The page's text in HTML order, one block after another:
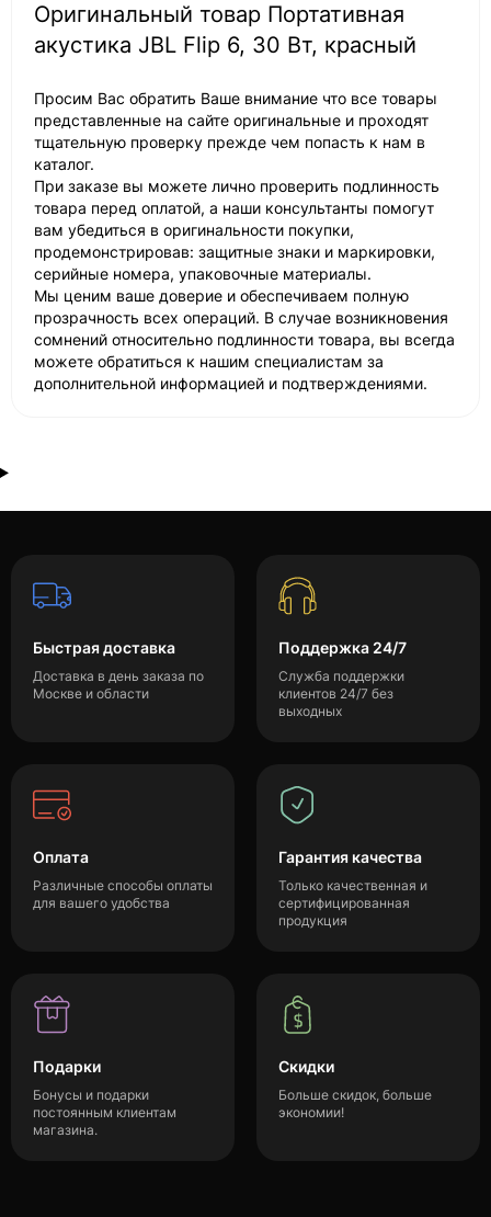
Оригинальный товар Портативная
акустика JBL Flip 6, 30 Вт, красный
Просим Вас обратить Ваше внимание что все товары
представленные на сайте оригинальные и проходят
тщательную проверку прежде чем попасть к нам в
каталог.
При заказе вы можете лично проверить подлинность
товара перед оплатой, а наши консультанты помогут
вам убедиться в оригинальности покупки,
продемонстрировав: защитные знаки и маркировки,
серийные номера, упаковочные материалы.
Мы ценим ваше доверие и обеспечиваем полную
прозрачность всех операций. В случае возникновения
сомнений относительно подлинности товара, вы всегда
можете обратиться к нашим специалистам за
дополнительной информацией и подтверждениями.
Быстрая доставка
Доставка в день заказа по
Москве и области
Поддержка 24/7
Служба поддержки
клиентов 24/7 без
выходных
Оплата
Различные способы оплаты
для вашего удобства
Гарантия качества
Только качественная и
сертифицированная
продукция
Подарки
Бонусы и подарки
постоянным клиентам
магазина.
Скидки
Больше скидок, больше
экономии!